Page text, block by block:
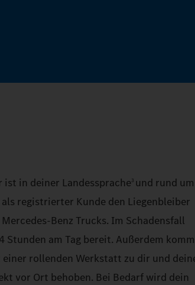
in deiner Landessprache3 und rund
registrierter Kunde den Liegenbleiber
Trucks. Im Schadensfall
am Tag bereit. Außerdem
rollenden Werkstatt zu dir und
vor Ort behoben. Bei Bedarf wird dein